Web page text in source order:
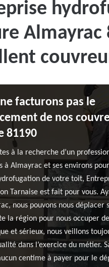
Almayrac
facturons pas le
de nos
81190
à la recherche d’un
à Almayrac et ses environs
de votre toit,
Tarnaise est fait pour vous.
nous pouvons nous déplacer
la région pour nous occuper
et sérieux, nous veillons
dans l’exercice du métier.
centime à payer pour le